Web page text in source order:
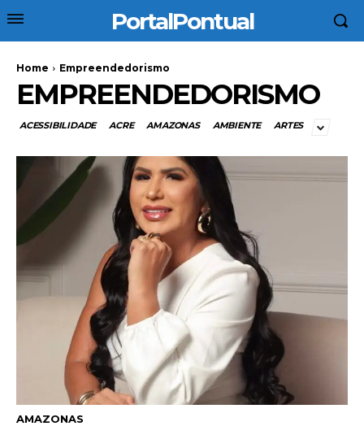
PortalPontual
Home Empreendedorismo
EMPREENDEDORISMO
ACESSIBILIDADE ACRE AMAZONAS AMBIENTE ARTES
AMAZONAS